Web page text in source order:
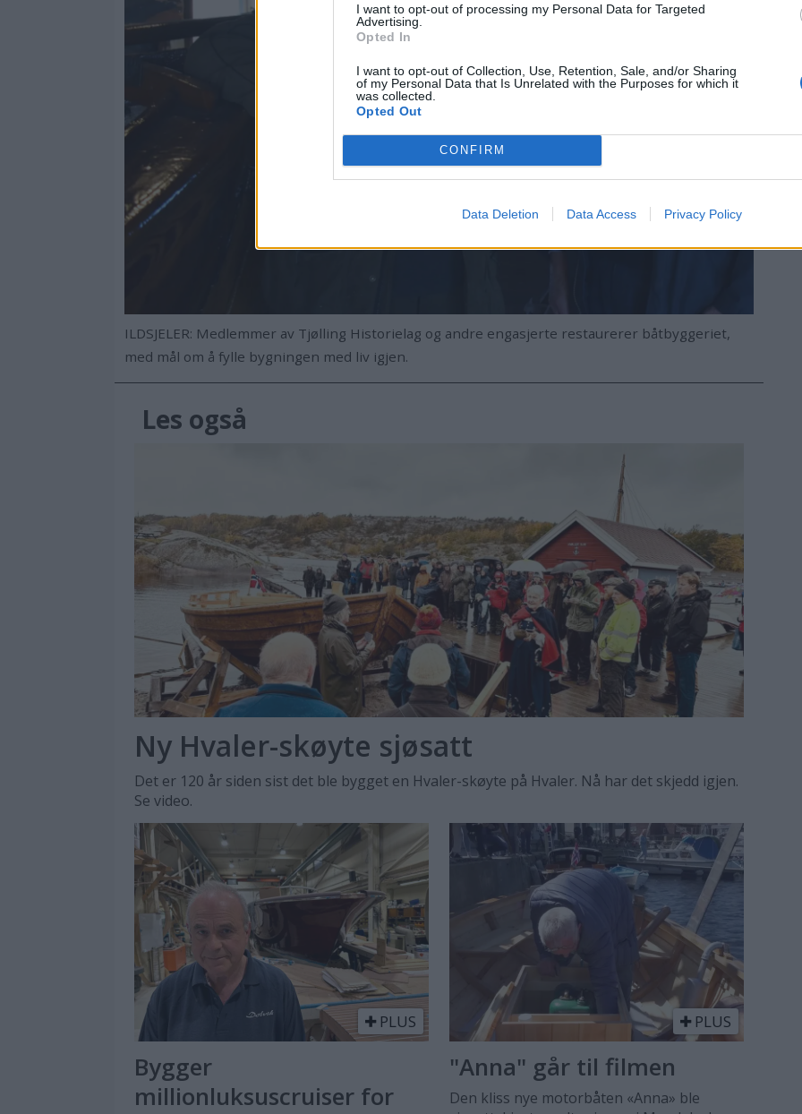
I want to opt-out of processing my Personal Data for Targeted
Advertising.
Opted In
I want to opt-out of Collection, Use, Retention, Sale, and/or Sharing
of my Personal Data that Is Unrelated with the Purposes for which it
was collected.
Opted Out
CONFIRM
Data Deletion Data Access Privacy Policy
ILDSJELER: Medlemmer av Tjølling Historielag og andre engasjerte restaurerer båtbyggeriet,
med mål om å fylle bygningen med liv igjen.
Les også
Ny Hvaler-skøyte sjøsatt
Det er 120 år siden sist det ble bygget en Hvaler-skøyte på Hvaler. Nå har det skjedd igjen.
Se video.
PLUS
Bygger
millionluksuscruiser for
PLUS
"Anna" går til filmen
Den kliss nye motorbåten «Anna» ble